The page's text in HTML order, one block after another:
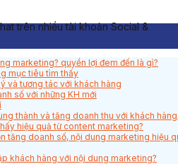
trên nhiều tài khoản Social &
marketing? quyền lợi đem đến là gì?
mục tiêu tìm thấy
và tương tác với khách hàng
số với những KH mới
thành và tăng doanh thu với khách
hiệu quả từ content marketing?
tăng doanh số, nội dung marketing hiệu
khách hàng với nội dung marketing?